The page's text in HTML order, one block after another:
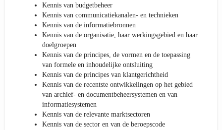
Kennis van budgetbeheer
Kennis van communicatiekanalen- en technieken
Kennis van de informatiebronnen
Kennis van de organisatie, haar werkingsgebied en haar
doelgroepen
Kennis van de principes, de vormen en de toepassing
van formele en inhoudelijke ontsluiting
Kennis van de principes van klantgerichtheid
Kennis van de recentste ontwikkelingen op het gebied
van archief- en documentbeheersystemen en van
informatiesystemen
Kennis van de relevante marktsectoren
Kennis van de sector en van de beroepscode